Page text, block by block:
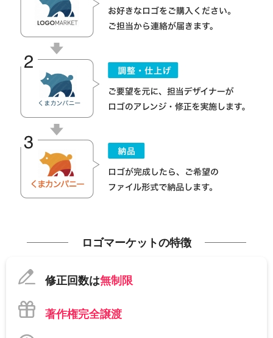
ロゴマーケットの特徴
修正回数は無制限
著作権完全譲渡